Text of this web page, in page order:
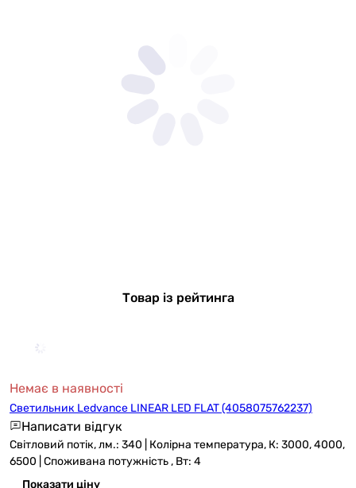
Товар із рейтинга
Немає в наявності
Светильник Ledvance LINEAR LED FLAT (4058075762237)
Написати відгук
Світловий потік, лм.: 340 | Колірна температура, К: 3000, 4000,
6500 | Споживана потужність , Вт: 4
Показати ціну